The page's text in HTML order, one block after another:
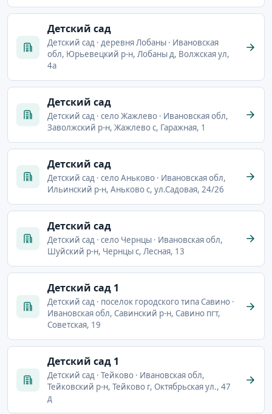
Детский сад
Детский сад · деревня Лобаны · Ивановская
обл, Юрьевецкий р-н, Лобаны д, Волжская ул,
4а
Детский сад
Детский сад · село Жажлево · Ивановская обл,
Заволжский р-н, Жажлево с, Гаражная, 1
Детский сад
Детский сад · село Аньково · Ивановская обл,
Ильинский р-н, Аньково с, ул.Садовая, 24/26
Детский сад
Детский сад · село Чернцы · Ивановская обл,
Шуйский р-н, Чернцы с, Лесная, 13
Детский сад 1
Детский сад · поселок городского типа Савино ·
Ивановская обл, Савинский р-н, Савино пгт,
Советская, 19
Детский сад 1
Детский сад · Тейково · Ивановская обл,
Тейковский р-н, Тейково г, Октябрьская ул., 47
д